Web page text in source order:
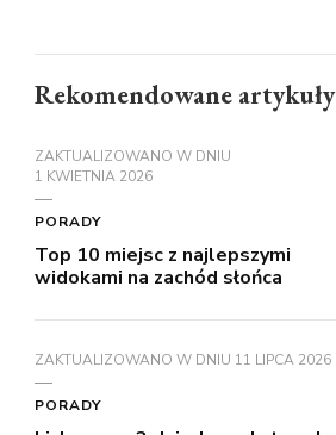
Rekomendowane artykuły
ZAKTUALIZOWANO W DNIU
1 KWIETNIA 2026
PORADY
Top 10 miejsc z najlepszymi
widokami na zachód słońca
ZAKTUALIZOWANO W DNIU 11 LIPCA 2026
PORADY